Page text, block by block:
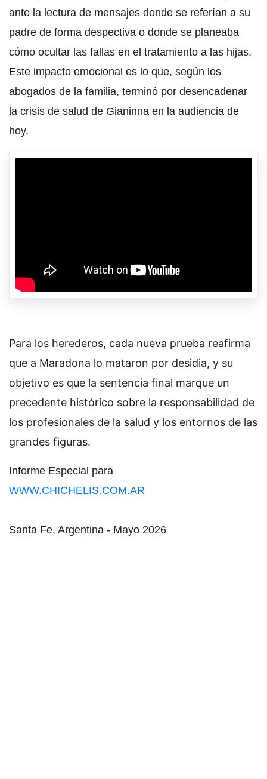
ante la lectura de mensajes donde se referían a su
padre de forma despectiva o donde se planeaba
cómo ocultar las fallas en el tratamiento a las hijas.
Este impacto emocional es lo que, según los
abogados de la familia, terminó por desencadenar
la crisis de salud de Gianinna en la audiencia de
hoy.
Para los herederos, cada nueva prueba reafirma
que a Maradona lo mataron por desidia, y su
objetivo es que la sentencia final marque un
precedente histórico sobre la responsabilidad de
los profesionales de la salud y los entornos de las
grandes figuras.
Informe Especial para
WWW.CHICHELIS.COM.AR
Santa Fe, Argentina - Mayo 2026